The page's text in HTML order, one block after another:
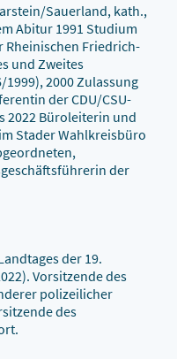
Sauerland, kath.,
Abitur 1991 Studium
Rheinischen Friedrich-
und Zweites
2000 Zulassung
der CDU/CSU-
2022 Büroleiterin und
Stader Wahlkreisbüro
der
der 19.
Vorsitzende des
polizeilicher
des